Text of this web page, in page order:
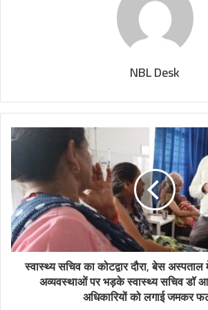
NBL Desk
स्वास्थ्य सचिव का कोटद्वार दौरा, बेस
अव्यवस्थाओं पर भड़के स्वास्थ्य सचिव डॉ
अधिकारियों को लगाई जमकर